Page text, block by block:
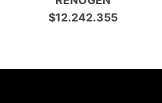
$12.242.355